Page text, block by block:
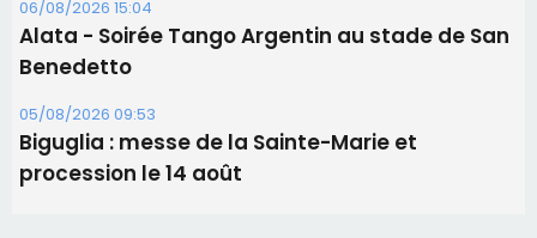
06/08/2026 15:57
Ucciani – Marché des producteurs à Cruculi le
11 août
06/08/2026 15:25
Corte – L’association A Nuciola organise une
projection sous les étoiles